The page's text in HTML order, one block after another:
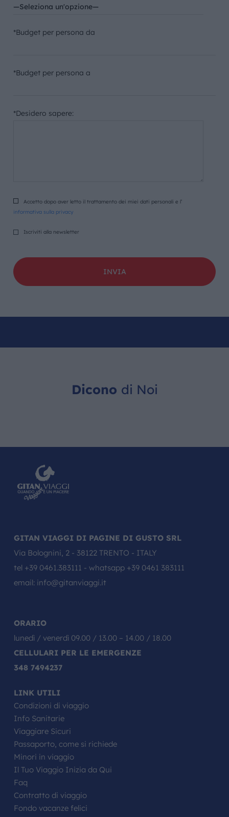
*Budget per persona da
*Budget per persona a
*Desidero sapere:
Accetto dopo aver letto il trattamento dei miei dati personali e l’
informativa sulla privacy
Iscriviti alla newsletter
Dicono di Noi
GITAN VIAGGI DI PAGINE DI GUSTO SRL
Via Bolognini, 2 - 38122 TRENTO - ITALY
tel +39 0461.383111 - whatsapp +39 0461 383111
email: info@gitanviaggi.it
ORARIO
lunedì / venerdì 09.00 / 13.00 – 14.00 / 18.00
CELLULARI PER LE EMERGENZE
348 7494237
LINK UTILI
Condizioni di viaggio
Info Sanitarie
Viaggiare Sicuri
Passaporto, come si richiede
Minori in viaggio
Il Tuo Viaggio Inizia da Qui
Faq
Contratto di viaggio
Fondo vacanze felici